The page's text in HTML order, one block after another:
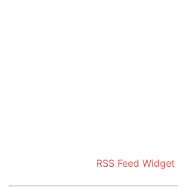
RSS Feed Widget